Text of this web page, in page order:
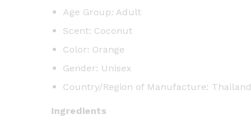
Age Group: Adult
Scent: Coconut
Color: Orange
Gender: Unisex
Country/Region of Manufacture: Thailand
Ingredients